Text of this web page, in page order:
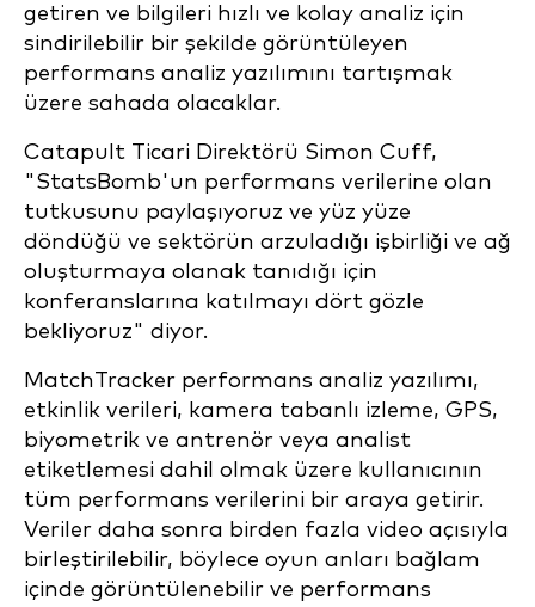
getiren ve bilgileri hızlı ve kolay analiz için
sindirilebilir bir şekilde görüntüleyen
performans analiz yazılımını tartışmak
üzere sahada olacaklar.
Catapult Ticari Direktörü Simon Cuff,
"StatsBomb'un performans verilerine olan
tutkusunu paylaşıyoruz ve yüz yüze
döndüğü ve sektörün arzuladığı işbirliği ve ağ
oluşturmaya olanak tanıdığı için
konferanslarına katılmayı dört gözle
bekliyoruz" diyor.
MatchTracker performans analiz yazılımı,
etkinlik verileri, kamera tabanlı izleme, GPS,
biyometrik ve antrenör veya analist
etiketlemesi dahil olmak üzere kullanıcının
tüm performans verilerini bir araya getirir.
Veriler daha sonra birden fazla video açısıyla
birleştirilebilir, böylece oyun anları bağlam
içinde görüntülenebilir ve performans